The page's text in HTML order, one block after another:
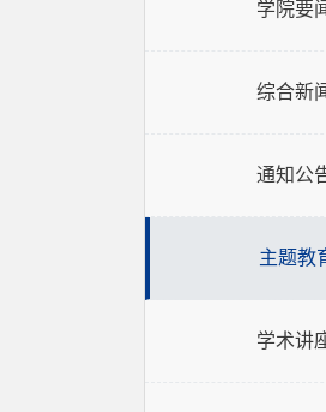
学院要
综合新
通知公
主题教
学术讲